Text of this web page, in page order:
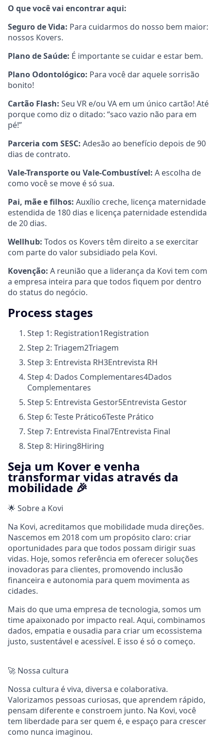
O que você vai encontrar aqui:
Seguro de Vida: Para cuidarmos do nosso bem maior:
nossos Kovers.
Plano de Saúde: É importante se cuidar e estar bem.
Plano Odontológico: Para você dar aquele sorrisão
bonito!
Cartão Flash: Seu VR e/ou VA em um único cartão! Até
porque como diz o ditado: “saco vazio não para em
pé!”
Parceria com SESC: Adesão ao benefício depois de 90
dias de contrato.
Vale-Transporte ou Vale-Combustível: A escolha de
como você se move é só sua.
Pai, mãe e filhos: Auxílio creche, licença maternidade
estendida de 180 dias e licença paternidade estendida
de 20 dias.
Wellhub: Todos os Kovers têm direito a se exercitar
com parte do valor subsidiado pela Kovi.
Kovenção: A reunião que a liderança da Kovi tem com
a empresa inteira para que todos fiquem por dentro
do status do negócio.
Process stages
Step 1: Registration1Registration
Step 2: Triagem2Triagem
Step 3: Entrevista RH3Entrevista RH
Step 4: Dados Complementares4Dados
Complementares
Step 5: Entrevista Gestor5Entrevista Gestor
Step 6: Teste Prático6Teste Prático
Step 7: Entrevista Final7Entrevista Final
Step 8: Hiring8Hiring
Seja um Kover e venha
transformar vidas através da
mobilidade 🎉
🌟 Sobre a Kovi
Na Kovi, acreditamos que mobilidade muda direções.
Nascemos em 2018 com um propósito claro: criar
oportunidades para que todos possam dirigir suas
vidas. Hoje, somos referência em oferecer soluções
inovadoras para clientes, promovendo inclusão
financeira e autonomia para quem movimenta as
cidades.
Mais do que uma empresa de tecnologia, somos um
time apaixonado por impacto real. Aqui, combinamos
dados, empatia e ousadia para criar um ecossistema
justo, sustentável e acessível. E isso é só o começo.
🚀 Nossa cultura
Nossa cultura é viva, diversa e colaborativa.
Valorizamos pessoas curiosas, que aprendem rápido,
pensam diferente e constroem junto. Na Kovi, você
tem liberdade para ser quem é, e espaço para crescer
como nunca imaginou.